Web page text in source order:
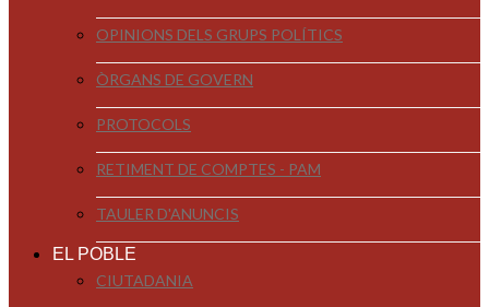
OPINIONS DELS GRUPS POLÍTICS
ÒRGANS DE GOVERN
PROTOCOLS
RETIMENT DE COMPTES - PAM
TAULER D'ANUNCIS
EL POBLE
CIUTADANIA